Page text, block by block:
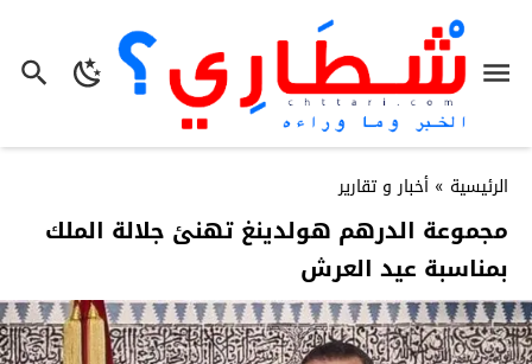
الرئيسية » أخبار و تقارير
مجموعة الدرهم هولدينغ تهنئ جلالة الملك
بمناسبة عيد العرش